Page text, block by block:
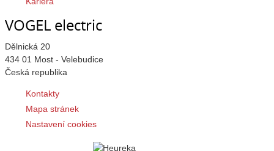
VOGEL electric
Dělnická 20
434 01 Most - Velebudice
Česká republika
Kontakty
Mapa stránek
Nastavení cookies